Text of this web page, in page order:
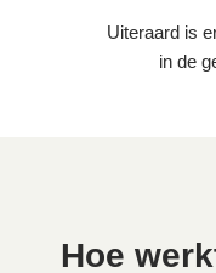
Uiteraard is
in de
Hoe